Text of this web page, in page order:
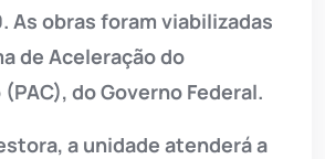
As obras foram viabilizadas
de Aceleração do
do Governo Federal.
a unidade atenderá a